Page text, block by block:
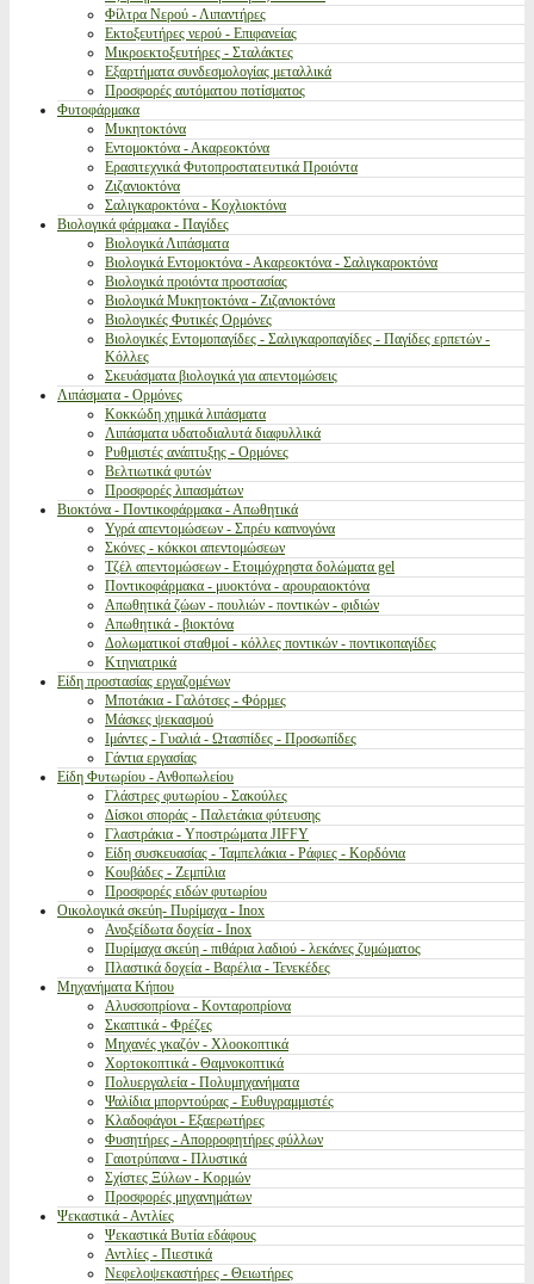
Φίλτρα Νερού - Λιπαντήρες
Εκτοξευτήρες νερού - Επιφανείας
Μικροεκτοξευτήρες - Σταλάκτες
Εξαρτήματα συνδεσμολογίας μεταλλικά
Προσφορές αυτόματου ποτίσματος
Φυτοφάρμακα
Μυκητοκτόνα
Εντομοκτόνα - Ακαρεοκτόνα
Ερασιτεχνικά Φυτοπροστατευτικά Προιόντα
Ζιζανιοκτόνα
Σαλιγκαροκτόνα - Κοχλιοκτόνα
Βιολογικά φάρμακα - Παγίδες
Βιολογικά Λιπάσματα
Βιολογικά Εντομοκτόνα - Ακαρεοκτόνα - Σαλιγκαροκτόνα
Βιολογικά προιόντα προστασίας
Βιολογικά Μυκητοκτόνα - Ζιζανιοκτόνα
Βιολογικές Φυτικές Ορμόνες
Βιολογικές Εντομοπαγίδες - Σαλιγκαροπαγίδες - Παγίδες ερπετών -
Κόλλες
Σκευάσματα βιολογικά για απεντομώσεις
Λιπάσματα - Ορμόνες
Κοκκώδη χημικά λιπάσματα
Λιπάσματα υδατοδιαλυτά διαφυλλικά
Ρυθμιστές ανάπτυξης - Ορμόνες
Βελτιωτικά φυτών
Προσφορές λιπασμάτων
Βιοκτόνα - Ποντικοφάρμακα - Απωθητικά
Υγρά απεντομώσεων - Σπρέυ καπνογόνα
Σκόνες - κόκκοι απεντομώσεων
Τζέλ απεντομώσεων - Ετοιμόχρηστα δολώματα gel
Ποντικοφάρμακα - μυοκτόνα - αρουραιοκτόνα
Απωθητικά ζώων - πουλιών - ποντικών - φιδιών
Απωθητικά - βιοκτόνα
Δολωματικοί σταθμοί - κόλλες ποντικών - ποντικοπαγίδες
Κτηνιατρικά
Είδη προστασίας εργαζομένων
Μποτάκια - Γαλότσες - Φόρμες
Μάσκες ψεκασμού
Ιμάντες - Γυαλιά - Ωτασπίδες - Προσωπίδες
Γάντια εργασίας
Είδη Φυτωρίου - Ανθοπωλείου
Γλάστρες φυτωρίου - Σακούλες
Δίσκοι σποράς - Παλετάκια φύτευσης
Γλαστράκια - Υποστρώματα JIFFY
Είδη συσκευασίας - Ταμπελάκια - Ράφιες - Κορδόνια
Κουβάδες - Ζεμπίλια
Προσφορές ειδών φυτωρίου
Οικολογικά σκεύη- Πυρίμαχα - Inox
Ανοξείδωτα δοχεία - Inox
Πυρίμαχα σκεύη - πιθάρια λαδιού - λεκάνες ζυμώματος
Πλαστικά δοχεία - Βαρέλια - Τενεκέδες
Μηχανήματα Κήπου
Αλυσσοπρίονα - Κονταροπρίονα
Σκαπτικά - Φρέζες
Μηχανές γκαζόν - Χλοοκοπτικά
Χορτοκοπτικά - Θαμνοκοπτικά
Πολυεργαλεία - Πολυμηχανήματα
Ψαλίδια μπορντούρας - Ευθυγραμμιστές
Κλαδοφάγοι - Εξαερωτήρες
Φυσητήρες - Απορροφητήρες φύλλων
Γαιοτρύπανα - Πλυστικά
Σχίστες Ξύλων - Κορμών
Προσφορές μηχανημάτων
Ψεκαστικά - Αντλίες
Ψεκαστικά Βυτία εδάφους
Αντλίες - Πιεστικά
Νεφελοψεκαστήρες - Θειωτήρες